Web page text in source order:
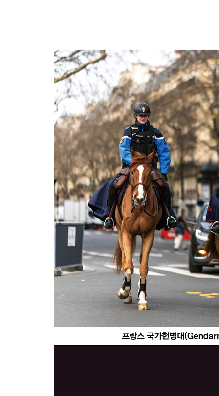
제4장 경비경찰
제1절 경비경찰의 의의 552
제2절 경비경찰의 조직 552
제3절 경비경찰의 수단과 원칙 554
제4절 집회·시위시 채증 556
제5절 청원경찰 561
제8편 사복경찰의 직무영역
제1장 치안정보경찰
제1절 치안정보경찰의 의의 571
제2절 치안정보경찰의 조직 571
제3절 치안정보활동 573
제4절 집회시위의 관리 577
제2장 수사경찰
제1절 수사경찰의 의의 597
제2절 수사경찰의 조직 599
제3절 수사경찰 인사관리 607
제4절 전문수사관제 615
제5절 범죄수사 621
제3장 안보수사경찰
제1절 안보수사경찰의 의의 651
제2절 안보수사경찰의 조직 651
제3절 안보수사경찰 인사관리 653
제1절 국제협력경찰의 의의 661